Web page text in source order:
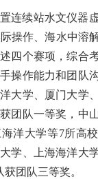
连续站水文仪器
操作、海水中溶
四个赛项，综合
操作能力和团队
大学、厦门大学
团队一等奖，中
洋大学等7所高
学、上海海洋大
团队三等奖。